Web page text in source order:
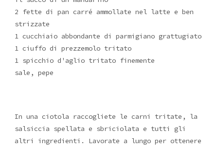
2 fette di pan carré ammollate nel latte e ben
strizzate
1 cucchiaio abbondante di parmigiano grattugiato
1 ciuffo di prezzemolo tritato
1 spicchio d'aglio tritato finemente
sale, pepe
In una ciotola raccogliete le carni tritate, la
salsiccia spellata e sbriciolata e tutti gli
altri ingredienti. Lavorate a lungo per ottenere